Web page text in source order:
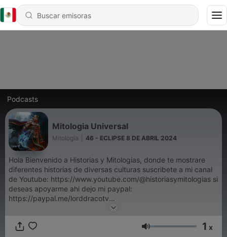
Podcasts
Mitologia Universal
Mitología 46 - ECLIPSE 8 DE ABRIL 2024
Hola Bienvenido a Historias y Mitologias, donde te mostrare
diferentes historias de diversas culturas suscribete a mi canal
de Youtube: https://www.youtube.com/@historiasymitologias si
deseas apoyarme ahi dejo mi paypal:
https://paypal.me/lorddracotv
https://www.spreaker.com/podcast/mitologia-universal-
Volumen 1 x